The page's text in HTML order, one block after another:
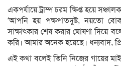
একপর্যায়ে ট্রাম্প চরম ক্ষিপ্ত হয়ে
‘আপনি হয় পক্ষপাতদুষ্ট, নয়তো
সাক্ষাৎকার শেষ করার ঘোষণা দিয়ে
করি। আমার অনেক হয়েছে। ধন্যবাদ,
এই কথা বলেই তিনি নিজের গায়ের